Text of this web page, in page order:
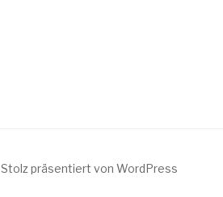
Stolz präsentiert von WordPress